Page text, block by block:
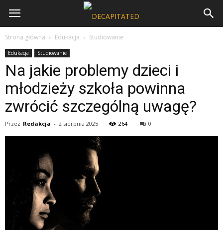
Strona główna Edukacja Studiowanie
Edukacja Studiowanie
Na jakie problemy dzieci i
młodzieży szkoła powinna
zwrócić szczególną uwagę?
Przez Redakcja - 2 sierpnia 2025 264 0